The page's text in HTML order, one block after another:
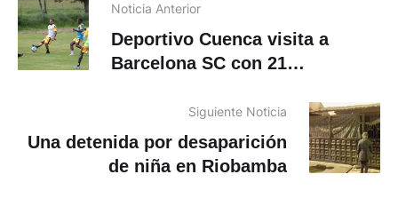
Noticia Anterior
Deportivo Cuenca visita a
Barcelona SC con 21
Siguiente Noticia
Una detenida por desaparición
de niña en Riobamba